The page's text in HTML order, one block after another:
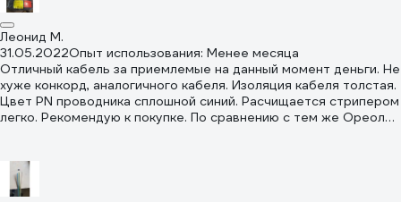
Леонид М.
31.05.2022Опыт использования: Менее месяца
Отличный кабель за приемлемые на данный момент деньги. Не
хуже конкорд, аналогичного кабеля. Изоляция кабеля толстая.
Цвет PN проводника сплошной синий. Расчищается стрипером
легко. Рекомендую к покупке. По сравнению с тем же Ореол